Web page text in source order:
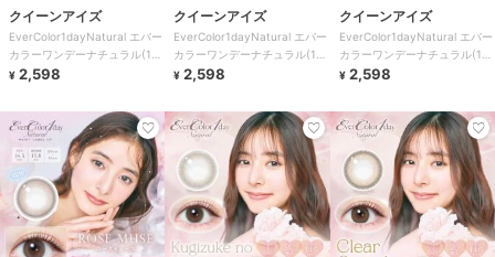
クイーンアイズ
EverColor1dayNatural エバー
カラーワンデーナチュラル(1箱
20枚)
¥ 2,598
クイーンアイズ
EverColor1dayNatural エバー
カラーワンデーナチュラル(1箱
20枚)
¥ 2,598
クイーンアイズ
EverColor1dayNatural エバー
カラーワンデーナチュラル(1箱
20枚)
¥ 2,598